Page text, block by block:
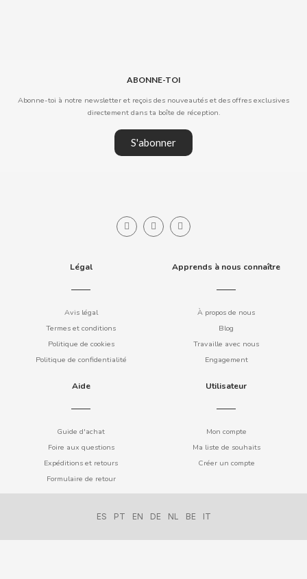
CRUZCAMPO
DAMEL
DISTRIBUCIÓN MAYORISTA
DODOT
DON SIMON
ABONNE-TOI
Abonne-toi à notre newsletter et reçois des nouveautés et des offres exclusives
directement dans ta boîte de réception.
S'abonner
Légal
Avis légal
Termes et conditions
Politique de cookies
Politique de confidentialité
Apprends à nous connaître
À propos de nous
Blog
Travaille avec nous
Engagement
Aide
Guide d'achat
Foire aux questions
Expéditions et retours
Formulaire de retour
Utilisateur
Mon compte
Ma liste de souhaits
Créer un compte
ES PT EN DE NL BE IT